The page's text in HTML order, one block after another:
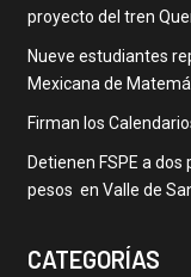
proyecto del tren
Nueve estudiantes
Mexicana de
Firman los
Detienen FSPE a
pesos en Valle de
CATEGORÍAS